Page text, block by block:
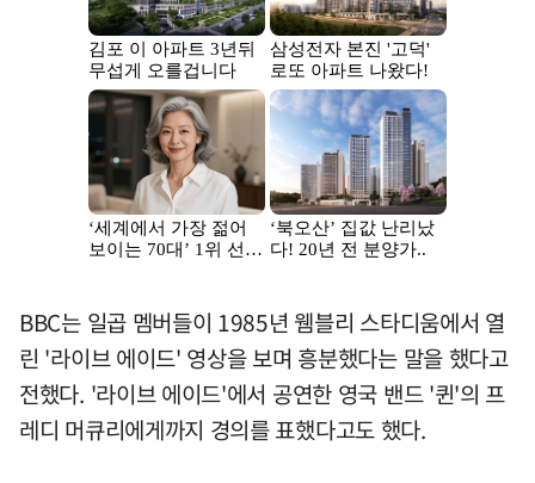
BBC는 일곱 멤버들이 1985년 웸블리 스타디움에서 열
린 '라이브 에이드' 영상을 보며 흥분했다는 말을 했다고
전했다. '라이브 에이드'에서 공연한 영국 밴드 '퀸'의 프
레디 머큐리에게까지 경의를 표했다고도 했다.